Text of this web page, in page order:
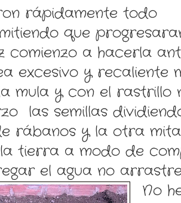
rápidamente todo
que
comienzo a hacerla
excesivo y recaliente
mula y con el rastrillo
las semillas
rábanos y la otra
tierra a modo de
el agua no arrastre
No